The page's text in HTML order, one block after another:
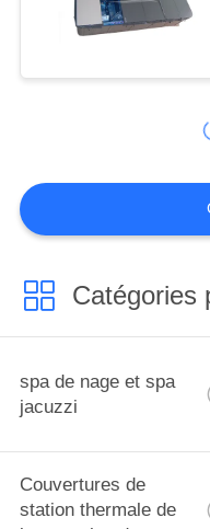
Étapes
de
Catégories
spa de nage et spa
jacuzzi
Couvertures de
station thermale de